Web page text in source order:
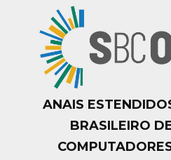
ANAIS
BRASILEIRO